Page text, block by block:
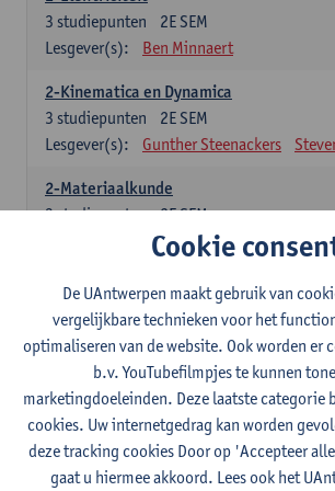
2E SEM
3 studiepunten
Lesgever(s):
Ben Minnaert
2-Kinematica en Dynamica
2E SEM
3 studiepunten
Lesgever(s):
Gunther Steenackers
2-Materiaalkunde
2E SEM
3studiepunten
Linda Beenaerts
2-Wiskunde
2E SEM
studiepunten
Lesgever(s):
Rudi Penne Jeffrey Cornelis
Stijn Dierckx
Annelies Fabri
Senne Ignoul
Specifiek deel
15 studiepunten
Cookie
De UAntwerpen maakt gebruik van
vergelijkbare technieken voor het
optimaliseren van de website. Ook worden er
b.v. YouTubefilmpjes te kunnen
marketingdoeleinden. Deze laatste categorie
cookies. Uw internetgedrag kan worden
deze tracking cookies Door op 'Accepteer
gaat u hiermee akkoord. Lees ook het